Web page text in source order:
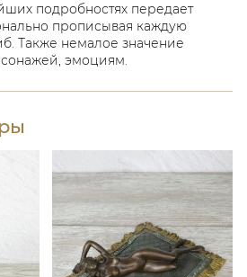
подробностях передает
прописывая каждую
Также немалое значение
эмоциям.